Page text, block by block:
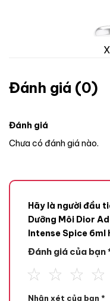
Đánh giá (0)
Đánh giá
Chưa có đánh giá nào.
Hãy là người đầu
Dưỡng Môi Dior
Intense Spice 6ml
Đánh giá của bạn
Nhận xét của bạn *